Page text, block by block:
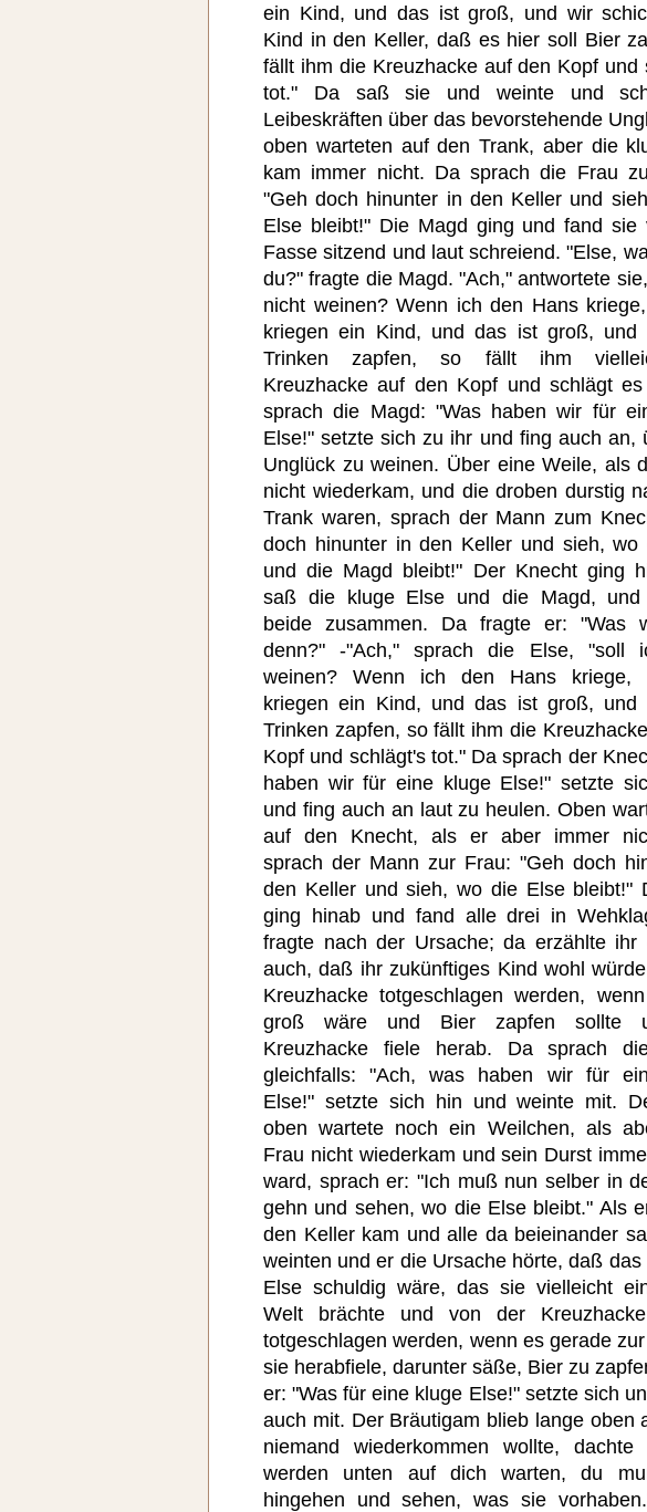
ein Kind, und das ist groß, und wir
Kind in den Keller, daß es hier soll Bier
fällt ihm die Kreuzhacke auf den Kopf und
tot." Da saß sie und weinte und
Leibeskräften über das bevorstehende
oben warteten auf den Trank, aber die
kam immer nicht. Da sprach die Frau
"Geh doch hinunter in den Keller und
Else bleibt!" Die Magd ging und fand sie
Fasse sitzend und laut schreiend. "Else,
du?" fragte die Magd. "Ach," antwortete
nicht weinen? Wenn ich den Hans
kriegen ein Kind, und das ist groß, und
Trinken zapfen, so fällt ihm
Kreuzhacke auf den Kopf und schlägt
sprach die Magd: "Was haben wir für
Else!" setzte sich zu ihr und fing auch an,
Unglück zu weinen. Über eine Weile, als
nicht wiederkam, und die droben durstig
Trank waren, sprach der Mann zum
doch hinunter in den Keller und sieh, wo
und die Magd bleibt!" Der Knecht ging
saß die kluge Else und die Magd, und
beide zusammen. Da fragte er: "Was
denn?" -"Ach," sprach die Else, "soll
weinen? Wenn ich den Hans kriege,
kriegen ein Kind, und das ist groß, und
Trinken zapfen, so fällt ihm die
Kopf und schlägt's tot." Da sprach der
haben wir für eine kluge Else!" setzte
und fing auch an laut zu heulen. Oben
auf den Knecht, als er aber immer
sprach der Mann zur Frau: "Geh doch
den Keller und sieh, wo die Else bleibt!"
ging hinab und fand alle drei in
fragte nach der Ursache; da erzählte ihr
auch, daß ihr zukünftiges Kind wohl
Kreuzhacke totgeschlagen werden,
groß wäre und Bier zapfen sollte
Kreuzhacke fiele herab. Da sprach
gleichfalls: "Ach, was haben wir für
Else!" setzte sich hin und weinte mit.
oben wartete noch ein Weilchen, als
Frau nicht wiederkam und sein Durst
ward, sprach er: "Ich muß nun selber in
gehn und sehen, wo die Else bleibt." Als
den Keller kam und alle da beieinander
weinten und er die Ursache hörte, daß das
Else schuldig wäre, das sie vielleicht
Welt brächte und von der
totgeschlagen werden, wenn es gerade
sie herabfiele, darunter säße, Bier zu
er: "Was für eine kluge Else!" setzte sich
auch mit. Der Bräutigam blieb lange oben
niemand wiederkommen wollte,
werden unten auf dich warten, du
hingehen und sehen, was sie